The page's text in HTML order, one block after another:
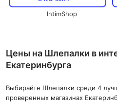
IntimShop
Цены на Шлепалки в
Екатеринбурга
Выбирайте Шлепалки среди 4
проверенных магазинах